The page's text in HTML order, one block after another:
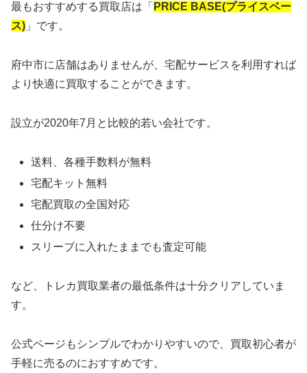
最もおすすめする買取店は「 PRICE BASE(プライスベー
ス) 」です。
府中市に店舗はありませんが、宅配サービスを利用すれば
より快適に買取することができます。
設立が2020年7月と比較的若い会社です。
送料、各種手数料が無料
宅配キット無料
宅配買取の全国対応
仕分け不要
スリーブに入れたままでも査定可能
など、トレカ買取業者の最低条件は十分クリアしていま
す。
公式ページもシンプルでわかりやすいので、買取初心者が
手軽に売るのにおすすめです。